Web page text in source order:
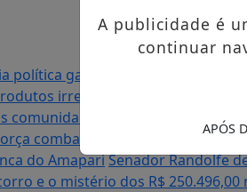
política ganha destaque em Porto
irregulares
Seletiva do
comunidades: as duas realidades
combate à violência contra a
do AmapariSenador Randolfe
e o mistério dos R$ 250.496,00
A publicidade é
continuar
APÓS